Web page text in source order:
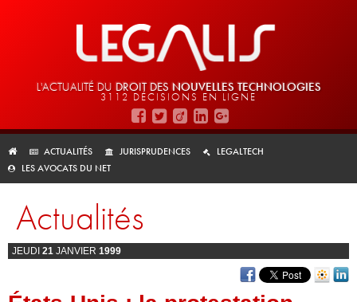
L'ACTUALITÉ DU DROIT DES NOUVELLES TECHNOLOGIES
3112 DÉCISIONS EN LIGNE
ACTUALITÉS JURISPRUDENCES
LEGALTECH
LES AVOCATS DU NET
Actualités
JEUDI 21 JANVIER 1999